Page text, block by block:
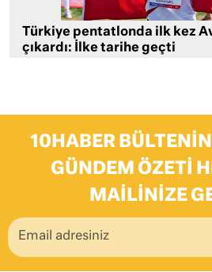
Türkiye pentatlonda ilk kez
çıkardı: İlke tarihe geçti
10HABER
GÜNDEM ÖZETI
MAILINIZE